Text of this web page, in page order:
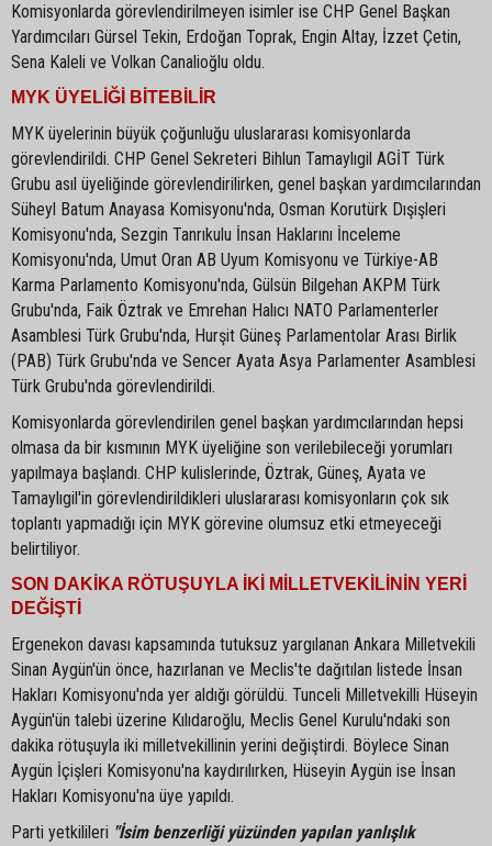
Komisyonlarda görevlendirilmeyen isimler ise CHP Genel Başkan
Yardımcıları Gürsel Tekin, Erdoğan Toprak, Engin Altay, İzzet Çetin,
Sena Kaleli ve Volkan Canalioğlu oldu.
MYK ÜYELİĞİ BİTEBİLİR
MYK üyelerinin büyük çoğunluğu uluslararası komisyonlarda
görevlendirildi. CHP Genel Sekreteri Bihlun Tamaylıgil AGİT Türk
Grubu asıl üyeliğinde görevlendirilirken, genel başkan yardımcılarından
Süheyl Batum Anayasa Komisyonu'nda, Osman Korutürk Dışişleri
Komisyonu'nda, Sezgin Tanrıkulu İnsan Haklarını İnceleme
Komisyonu'nda, Umut Oran AB Uyum Komisyonu ve Türkiye-AB
Karma Parlamento Komisyonu'nda, Gülsün Bilgehan AKPM Türk
Grubu'nda, Faik Öztrak ve Emrehan Halıcı NATO Parlamenterler
Asamblesi Türk Grubu'nda, Hurşit Güneş Parlamentolar Arası Birlik
(PAB) Türk Grubu'nda ve Sencer Ayata Asya Parlamenter Asamblesi
Türk Grubu'nda görevlendirildi.
Komisyonlarda görevlendirilen genel başkan yardımcılarından hepsi
olmasa da bir kısmının MYK üyeliğine son verilebileceği yorumları
yapılmaya başlandı. CHP kulislerinde, Öztrak, Güneş, Ayata ve
Tamaylıgil'in görevlendirildikleri uluslararası komisyonların çok sık
toplantı yapmadığı için MYK görevine olumsuz etki etmeyeceği
belirtiliyor.
SON DAKİKA RÖTUŞUYLA İKİ MİLLETVEKİLİNİN YERİ
DEĞİŞTİ
Ergenekon davası kapsamında tutuksuz yargılanan Ankara Milletvekili
Sinan Aygün'ün önce, hazırlanan ve Meclis'te dağıtılan listede İnsan
Hakları Komisyonu'nda yer aldığı görüldü. Tunceli Milletvekilli Hüseyin
Aygün'ün talebi üzerine Kılıdaroğlu, Meclis Genel Kurulu'ndaki son
dakika rötuşuyla iki milletvekillinin yerini değiştirdi. Böylece Sinan
Aygün İçişleri Komisyonu'na kaydırılırken, Hüseyin Aygün ise İnsan
Hakları Komisyonu'na üye yapıldı.
Parti yetkilileri "İsim benzerliği yüzünden yapılan yanlışlık